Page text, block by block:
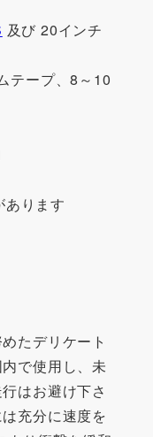
及び 20インチ
テープ、8～10
ります
たデリケート
で使用し、未
はお避け下さ
充分に速度を